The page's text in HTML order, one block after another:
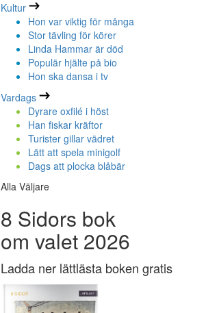
Kultur
Hon var viktig för många
Stor tävling för körer
Linda Hammar är död
Populär hjälte på bio
Hon ska dansa i tv
Vardags
Dyrare oxfilé i höst
Han fiskar kräftor
Turister gillar vädret
Lätt att spela minigolf
Dags att plocka blåbär
Alla Väljare
8 Sidors bok
om valet 2026
Ladda ner lättlästa boken gratis